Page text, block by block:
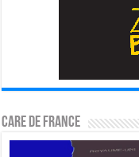
CARE DE FRANCE